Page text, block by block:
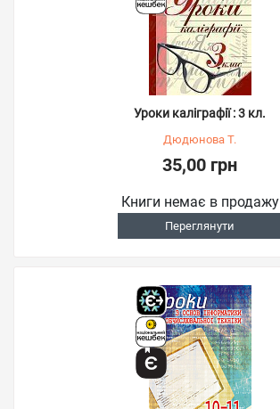
Уроки каліграфії : 3 кл.
Дюдюнова Т.
35,00 грн
Книги немає в продажу
Переглянути